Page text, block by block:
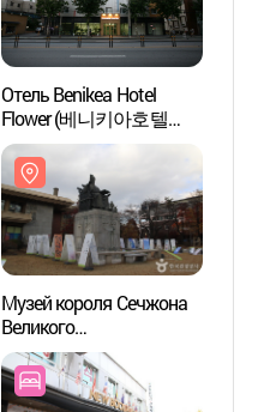
Отель Benikea Hotel
Flower (베니키아호텔
플라워)
Музей короля Сечжона
Великого
(세종대왕박물관)